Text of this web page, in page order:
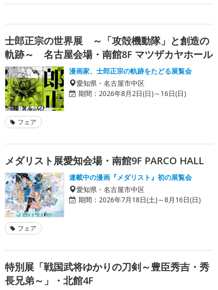
士郎正宗の世界展 ～「攻殻機動隊」と創造の
軌跡～ 名古屋会場・南館8F マツザカヤホール
漫画家、士郎正宗の軌跡をたどる展覧会
愛知県・名古屋市中区
期間： 2026年8月2日(日)～16日(日)
フェア
メダリスト展愛知会場・南館9F PARCO HALL
連載中の漫画『メダリスト』初の展覧会
愛知県・名古屋市中区
期間： 2026年7月18日(土)～8月16日(日)
フェア
特別展「戦国武将ゆかりの刀剣～豊臣秀吉・秀
長兄弟～」・北館4F